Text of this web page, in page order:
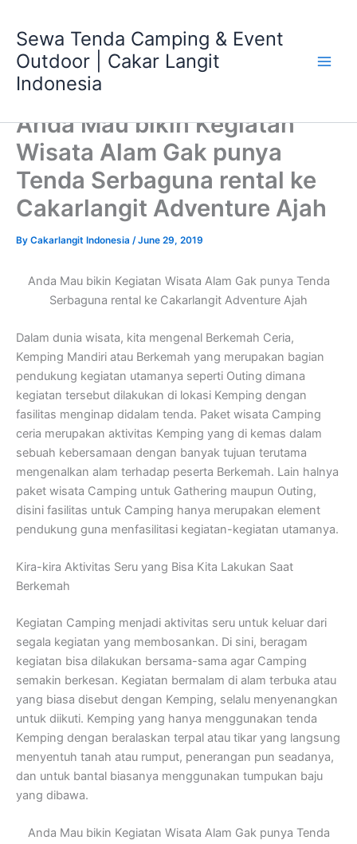
content
Sewa Tenda Camping & Event
Outdoor | Cakar Langit
Indonesia
Anda Mau bikin Kegiatan
Wisata Alam Gak punya
Tenda Serbaguna rental ke
Cakarlangit Adventure Ajah
By Cakarlangit Indonesia /June 29, 2019
Anda Mau bikin Kegiatan Wisata Alam Gak punya Tenda
Serbaguna rental ke Cakarlangit Adventure Ajah
Dalam dunia wisata, kita mengenal Berkemah Ceria,
Kemping Mandiri atau Berkemah yang merupakan bagian
pendukung kegiatan utamanya seperti Outing dimana
kegiatan tersebut dilakukan di lokasi Kemping dengan
fasilitas menginap didalam tenda. Paket wisata Camping
ceria merupakan aktivitas Kemping yang di kemas dalam
sebuah kebersamaan dengan banyak tujuan terutama
mengenalkan alam terhadap peserta Berkemah. Lain halnya
paket wisata Camping untuk Gathering maupun Outing,
disini fasilitas untuk Camping hanya merupakan element
pendukung guna menfasilitasi kegiatan-kegiatan utamanya.
Kira-kira Aktivitas Seru yang Bisa Kita Lakukan Saat
Berkemah
Kegiatan Camping menjadi aktivitas seru untuk keluar dari
segala kegiatan yang membosankan. Di sini, beragam
kegiatan bisa dilakukan bersama-sama agar Camping
semakin berkesan. Kegiatan bermalam di alam terbuka atau
yang biasa disebut dengan Kemping, selalu menyenangkan
untuk diikuti. Kemping yang hanya menggunakan tenda
Kemping dengan beralaskan terpal atau tikar yang langsung
menyentuh tanah atau rumput, penerangan pun seadanya,
dan untuk bantal biasanya menggunakan tumpukan baju
yang dibawa.
Anda Mau bikin Kegiatan Wisata Alam Gak punya Tenda